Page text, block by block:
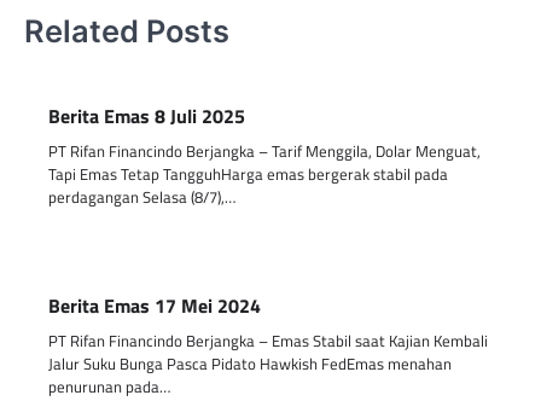
Related Posts
Berita Emas 8 Juli 2025
PT Rifan Financindo Berjangka – Tarif Menggila, Dolar Menguat,
Tapi Emas Tetap TangguhHarga emas bergerak stabil pada
perdagangan Selasa (8/7),…
Berita Emas 17 Mei 2024
PT Rifan Financindo Berjangka – Emas Stabil saat Kajian Kembali
Jalur Suku Bunga Pasca Pidato Hawkish FedEmas menahan
penurunan pada…